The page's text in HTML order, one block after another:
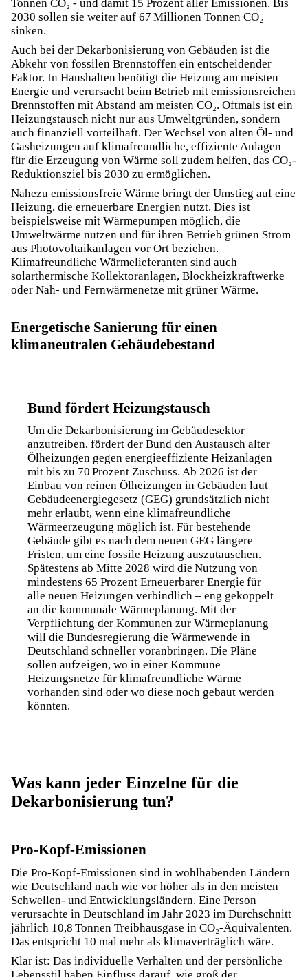
Tonnen CO₂ - und damit 15 Prozent aller Emissionen. Bis
2030 sollen sie weiter auf 67 Millionen Tonnen CO₂
sinken.
Auch bei der Dekarbonisierung von Gebäuden ist die
Abkehr von fossilen Brennstoffen ein entscheidender
Faktor. In Haushalten benötigt die Heizung am meisten
Energie und verursacht beim Betrieb mit emissionsreichen
Brennstoffen mit Abstand am meisten CO₂. Oftmals ist ein
Heizungstausch nicht nur aus Umweltgründen, sondern
auch finanziell vorteilhaft. Der Wechsel von alten Öl- und
Gasheizungen auf klimafreundliche, effiziente Anlagen
für die Erzeugung von Wärme soll zudem helfen, das CO₂-
Reduktionsziel bis 2030 zu ermöglichen.
Nahezu emissionsfreie Wärme bringt der Umstieg auf eine
Heizung, die erneuerbare Energien nutzt. Dies ist
beispielsweise mit Wärmepumpen möglich, die
Umweltwärme nutzen und für ihren Betrieb grünen Strom
aus Photovoltaikanlagen vor Ort beziehen.
Klimafreundliche Wärmelieferanten sind auch
solarthermische Kollektoranlagen, Blockheizkraftwerke
oder Nah- und Fernwärmenetze mit grüner Wärme.
Energetische Sanierung für einen
klimaneutralen Gebäudebestand
Bund fördert Heizungstausch
Um die Dekarbonisierung im Gebäudesektor
anzutreiben, fördert der Bund den Austausch alter
Ölheizungen gegen energieeffiziente Heizanlagen
mit bis zu 70 Prozent Zuschuss. Ab 2026 ist der
Einbau von reinen Ölheizungen in Gebäuden laut
Gebäudeenergiegesetz (GEG) grundsätzlich nicht
mehr erlaubt, wenn eine klimafreundliche
Wärmeerzeugung möglich ist. Für bestehende
Gebäude gibt es nach dem neuen GEG längere
Fristen, um eine fossile Heizung auszutauschen.
Spätestens ab Mitte 2028 wird die Nutzung von
mindestens 65 Prozent Erneuerbarer Energie für
alle neuen Heizungen verbindlich – eng gekoppelt
an die kommunale Wärmeplanung. Mit der
Verpflichtung der Kommunen zur Wärmeplanung
will die Bundesregierung die Wärmewende in
Deutschland schneller voranbringen. Die Pläne
sollen aufzeigen, wo in einer Kommune
Heizungsnetze für klimafreundliche Wärme
vorhanden sind oder wo diese noch gebaut werden
könnten.
Was kann jeder Einzelne für die
Dekarbonisierung tun?
Pro-Kopf-Emissionen
Die Pro-Kopf-Emissionen sind in wohlhabenden Ländern
wie Deutschland nach wie vor höher als in den meisten
Schwellen- und Entwicklungsländern. Eine Person
verursachte in Deutschland im Jahr 2023 im Durchschnitt
jährlich 10,8 Tonnen Treibhausgase in CO₂-Äquivalenten.
Das entspricht 10 mal mehr als klimaverträglich wäre.
Klar ist: Das individuelle Verhalten und der persönliche